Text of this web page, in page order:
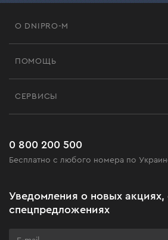
О DNIPRO-M
Черная пятница
ПОМОЩЬ
Часто задаваемые вопросы
СЕРВИСЫ
0 800 200 500
Бесплатно с любого номера по
Уведомления о новых акциях,
спецпредложениях